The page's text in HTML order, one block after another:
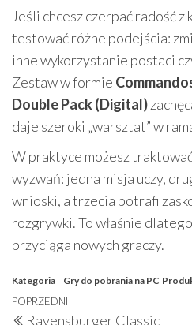
Jeśli chcesz czerpać radość
testować różne podejścia:
inne wykorzystanie postaci
Zestaw w formie
Double Pack (Digital)
daje szeroki „warsztat” w
W praktyce możesz
wyzwań: jedna misja uczy,
wnioski, a trzecia potrafi
rozgrywki. To właśnie
przyciąga nowych graczy.
Kategoria Gry do pobrania na PC
Nawigacja
Poprzedni
POPRZEDNI
Ravensburger Classic